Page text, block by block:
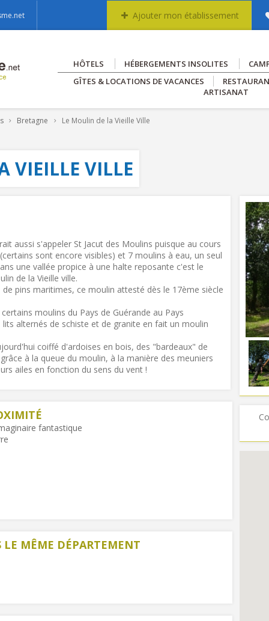
Ajouter mon établissement
HÔTELS HÉBERGEMENTS INSOLITES
GÎTES & LOCATIONS DE VACANCES
ARTISANAT
Bretagne Le Moulin de la Vieille Ville
VIEILLE VILLE
aussi s'appeler St Jacut des Moulins puisque au cours
sont encore visibles) et 7 moulins à eau, un seul
une vallée propice à une halte reposante c'est le
de la Vieille ville.
pins maritimes, ce moulin attesté dès le 17ème siècle
moulins du Pays de Guérande au Pays
alternés de schiste et de granite en fait un moulin
coiffé d'ardoises en bois, des "bardeaux" de
à la queue du moulin, à la manière des meuniers
ailes en fonction du sens du vent !
fantastique
LE MÊME DÉPARTEMENT